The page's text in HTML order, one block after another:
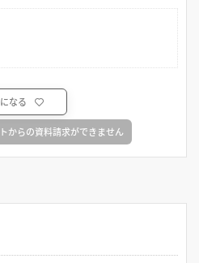
なる
からの資料請求ができません